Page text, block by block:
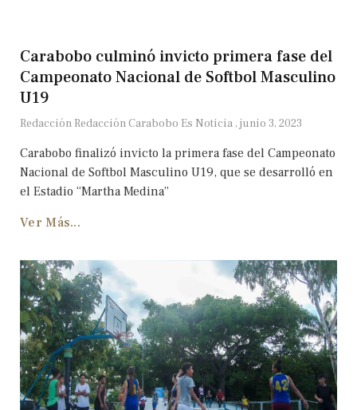
Carabobo culminó invicto primera fase del
Campeonato Nacional de Softbol Masculino
U19
Redacción Redacción Carabobo Es Noticia junio 3, 2023
Carabobo finalizó invicto la primera fase del Campeonato
Nacional de Softbol Masculino U19, que se desarrolló en
el Estadio “Martha Medina”
Ver Más...